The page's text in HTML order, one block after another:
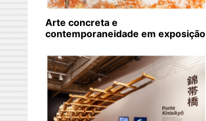
Arte concreta e
contemporaneidade em exposição